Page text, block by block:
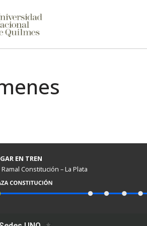
EN TREN
Constitución – La Plata